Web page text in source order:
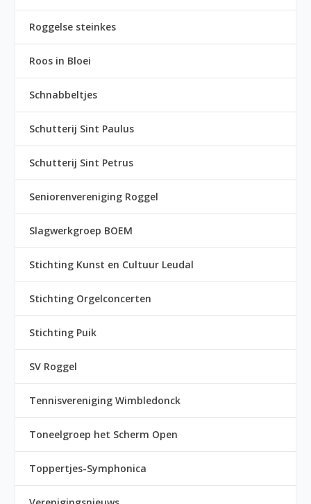
Roggelse steinkes
Roos in Bloei
Schnabbeltjes
Schutterij Sint Paulus
Schutterij Sint Petrus
Seniorenvereniging Roggel
Slagwerkgroep BOEM
Stichting Kunst en Cultuur Leudal
Stichting Orgelconcerten
Stichting Puik
SV Roggel
Tennisvereniging Wimbledonck
Toneelgroep het Scherm Open
Toppertjes-Symphonica